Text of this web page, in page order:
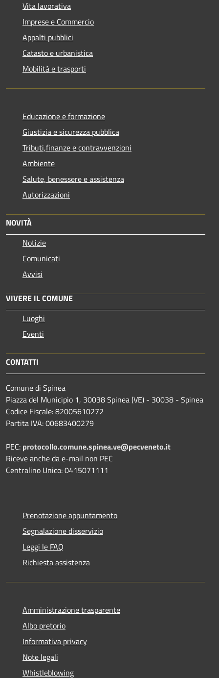
Vita lavorativa
Imprese e Commercio
Appalti pubblici
Catasto e urbanistica
Mobilità e trasporti
Educazione e formazione
Giustizia e sicurezza pubblica
Tributi,finanze e contravvenzioni
Ambiente
Salute, benessere e assistenza
Autorizzazioni
NOVITÀ
Notizie
Comunicati
Avvisi
VIVERE IL COMUNE
Luoghi
Eventi
CONTATTI
Comune di Spinea
Piazza del Municipio 1, 30038 Spinea (VE) - 30038 - Spinea
Codice Fiscale: 82005610272
Partita IVA: 00683400279
PEC: protocollo.comune.spinea.ve@pecveneto.it
Riceve anche da e-mail non PEC
Centralino Unico: 0415071111
Prenotazione appuntamento
Segnalazione disservizio
Leggi le FAQ
Richiesta assistenza
Amministrazione trasparente
Albo pretorio
Informativa privacy
Note legali
Whistleblowing